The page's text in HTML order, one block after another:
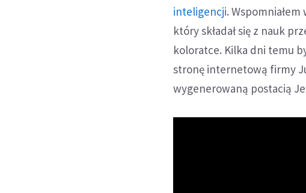
inteligencji.
który składał się z nauk
koloratce. Kilka dni temu
stronę internetową firmy
wygenerowaną postacią